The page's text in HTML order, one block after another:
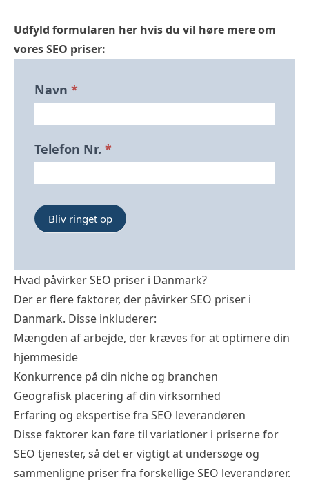
Udfyld formularen her hvis du vil høre mere om
vores SEO priser:
Bliv
Ringet
Op
Forside
Navn *
Telefon Nr. *
Bliv ringet op
Hvad påvirker SEO priser i Danmark?
Der er flere faktorer, der påvirker SEO priser i
Danmark. Disse inkluderer:
Mængden af ​​arbejde, der kræves for at optimere din
hjemmeside
Konkurrence på din niche og branchen
Geografisk placering af din virksomhed
Erfaring og ekspertise fra SEO leverandøren
Disse faktorer kan føre til variationer i priserne for
SEO tjenester, så det er vigtigt at undersøge og
sammenligne priser fra forskellige SEO leverandører.